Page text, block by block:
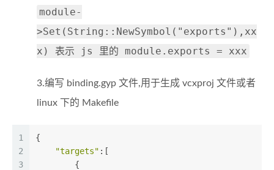
module-
>Set(String::NewSymbol("exports"),xx
x) 表示 js 里的 module.exports = xxx
3.编写 binding.gyp 文件,用于生成 vcxproj 文件或者
linux 下的 Makefile
1
2
3
{
"targets" :[
        {